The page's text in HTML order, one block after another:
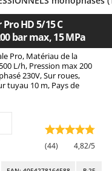
gazon
pour tracteur
HD 5/15 C
bar max, 15 MPa
Pro, Matériau de la
L/h, Pression max 200
230V, Sur roues,
tuyau 10 m, Pays de
(44) 4,82/5